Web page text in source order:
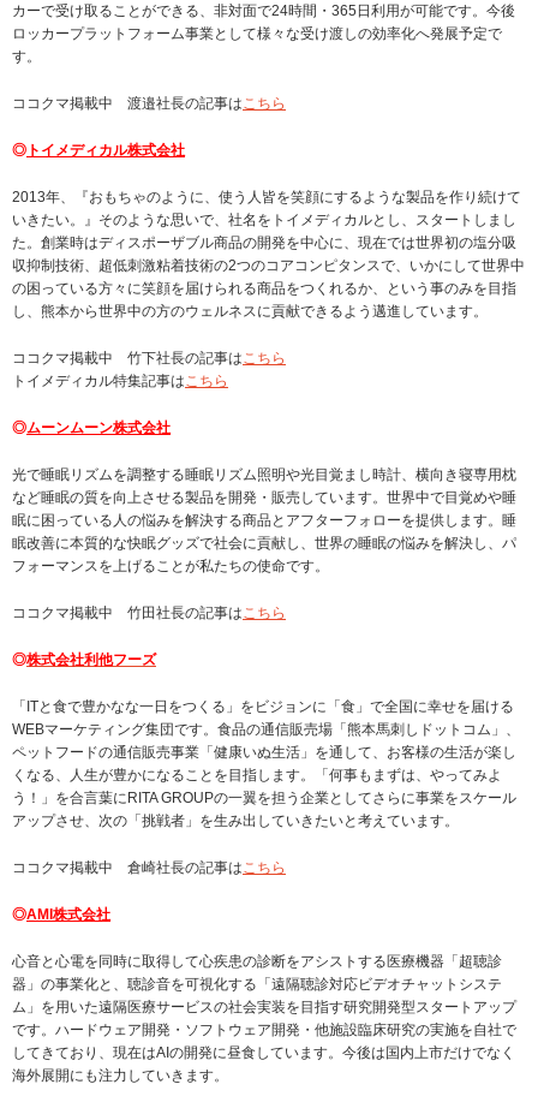
カーで受け取ることができる、非対面で24時間・365日利用が可能です。今後
ロッカープラットフォーム事業として様々な受け渡しの効率化へ発展予定で
す。
ココクマ掲載中 渡邉社長の記事はこちら
◎ トイメディカル株式会社
2013年、『おもちゃのように、使う人皆を笑顔にするような製品を作り続けて
いきたい。』そのような思いで、社名をトイメディカルとし、スタートしまし
た。創業時はディスポーザブル商品の開発を中心に、現在では世界初の塩分吸
収抑制技術、超低刺激粘着技術の2つのコアコンピタンスで、いかにして世界中
の困っている方々に笑顔を届けられる商品をつくれるか、という事のみを目指
し、熊本から世界中の方のウェルネスに貢献できるよう邁進しています。
ココクマ掲載中 竹下社長の記事はこちら
トイメディカル特集記事はこちら
◎ムーンムーン株式会社
光で睡眠リズムを調整する睡眠リズム照明や光目覚まし時計、横向き寝専用枕
など睡眠の質を向上させる製品を開発・販売しています。世界中で目覚めや睡
眠に困っている人の悩みを解決する商品とアフターフォローを提供します。睡
眠改善に本質的な快眠グッズで社会に貢献し、世界の睡眠の悩みを解決し、パ
フォーマンスを上げることが私たちの使命です。
ココクマ掲載中 竹田社長の記事はこちら
◎株式会社利他フーズ
「ITと食で豊かなな一日をつくる」をビジョンに「食」で全国に幸せを届ける
WEBマーケティング集団です。食品の通信販売場「熊本馬刺しドットコム」、
ペットフードの通信販売事業「健康いぬ生活」を通して、お客様の生活が楽し
くなる、人生が豊かになることを目指します。「何事もまずは、やってみよ
う！」を合言葉にRITA GROUPの一翼を担う企業としてさらに事業をスケール
アップさせ、次の「挑戦者」を生み出していきたいと考えています。
ココクマ掲載中 倉崎社長の記事はこちら
◎AMI株式会社
心音と心電を同時に取得して心疾患の診断をアシストする医療機器「超聴診
器」の事業化と、聴診音を可視化する「遠隔聴診対応ビデオチャットシステ
ム」を用いた遠隔医療サービスの社会実装を目指す研究開発型スタートアップ
です。ハードウェア開発・ソフトウェア開発・他施設臨床研究の実施を自社で
してきており、現在はAIの開発に昼食しています。今後は国内上市だけでなく
海外展開にも注力していきます。